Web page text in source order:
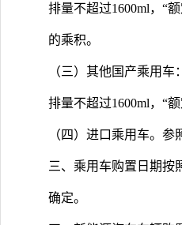
排量不超过1600ml，“
的乘积。
（三）其他国产乘用
排量不超过1600ml，“
（四）进口乘用车。参
三、乘用车购置日期按
确定。